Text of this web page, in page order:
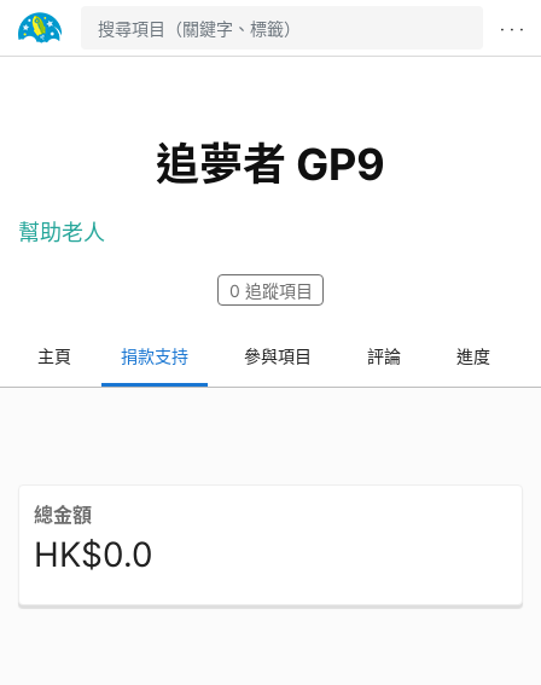
· · ·
追夢者 GP9
幫助老人
0 追蹤項目
主頁 捐款支持 參與項目 評論 進度
總金額
HK$0.0